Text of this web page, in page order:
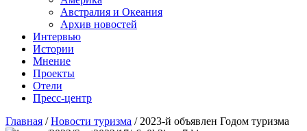
Австралия и Океания
Архив новостей
Интервью
Истории
Мнение
Проекты
Отели
Пресс-центр
Главная /Новости туризма / 2023-й объявлен Годом туризма